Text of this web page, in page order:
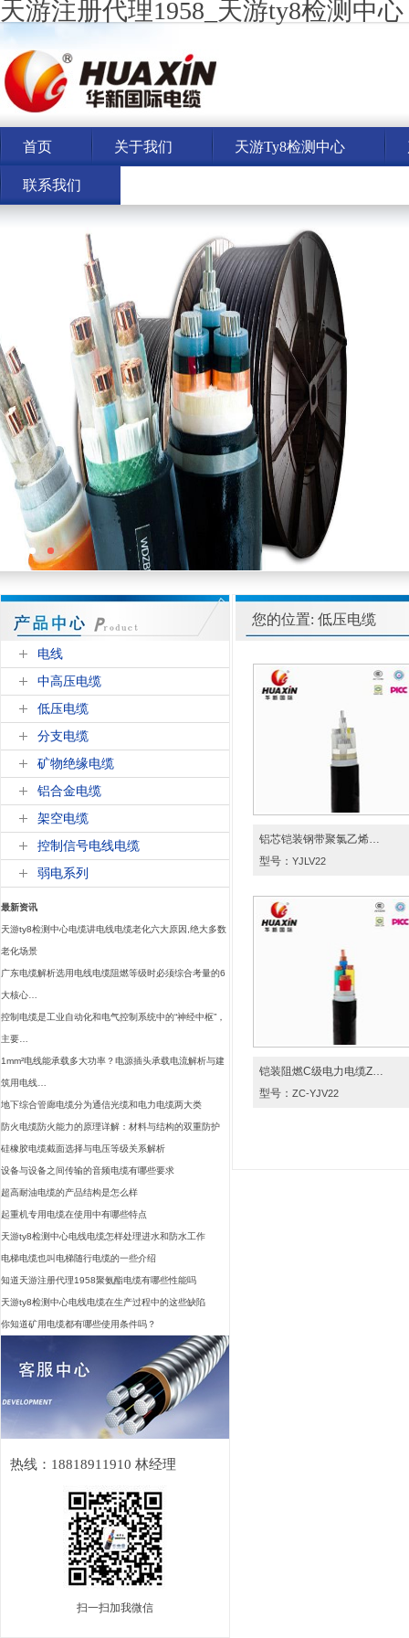
天游注册代理1958_天游ty8检测中心
首页 关于我们 天游ty8检测中心
联系我们
电线
中高压电缆
低压电缆
分支电缆
矿物绝缘电缆
铝合金电缆
架空电缆
控制信号电线电缆
弱电系列
最新资讯
天游ty8检测中心电缆讲电线电缆老化六大原因,绝大多数
老化场景
广东电缆解析选用电线电缆阻燃等级时必须综合考量的6
大核心…
控制电缆是工业自动化和电气控制系统中的“神经中枢”，
主要…
1mm²电线能承载多大功率？电源插头承载电流解析与建
筑用电线…
地下综合管廊电缆分为通信光缆和电力电缆两大类
防火电缆防火能力的原理详解：材料与结构的双重防护
硅橡胶电缆截面选择与电压等级关系解析
设备与设备之间传输的音频电缆有哪些要求
超高耐油电缆的产品结构是怎么样
起重机专用电缆在使用中有哪些特点
天游ty8检测中心电线电缆怎样处理进水和防水工作
电梯电缆也叫电梯随行电缆的一些介绍
知道天游注册代理1958聚氨酯电缆有哪些性能吗
天游ty8检测中心电线电缆在生产过程中的这些缺陷
你知道矿用电缆都有哪些使用条件吗？
热线：18818911910 林经理
扫一扫加我微信
您的位置: 低压电缆
铝芯铠装钢带聚氯乙烯…
型号： YJLV22
铠装阻燃C级电力电缆Z…
型号： ZC-YJV22